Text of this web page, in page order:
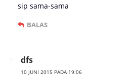
sip sama-sama
BALAS
dfs
10 JUNI 2015 PADA 19:06